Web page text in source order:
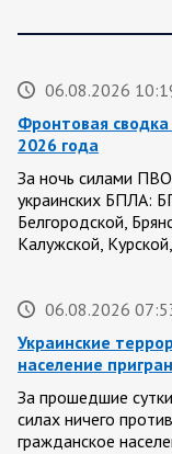
06.08.2026
Фронтовая
2026 года
За ночь силами
украинских БПЛА:
Белгородской,
Калужской,
06.08.2026
Украинские
население
За прошедшие
силах ничего
гражданское